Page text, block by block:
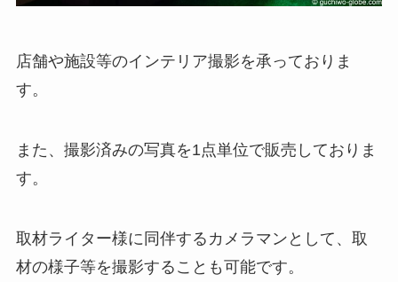
店舗や施設等のインテリア撮影を承っておりま
す。
また、撮影済みの写真を1点単位で販売しておりま
す。
取材ライター様に同伴するカメラマンとして、取
材の様子等を撮影することも可能です。